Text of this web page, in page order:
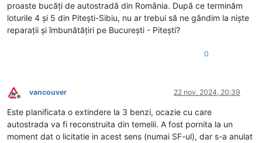
proaste bucăți de autostradă din România. După ce terminăm
loturile 4 și 5 din Pitești-Sibiu, nu ar trebui să ne gândim la niște
reparații și îmbunătățiri pe București - Pitești?
0
Deconectat
vancouver 22 nov. 2024, 20:39
Este planificata o extindere la 3 benzi, ocazie cu care
autostrada va fi reconstruita din temelii. A fost pornita la un
moment dat o licitatie in acest sens (numai SF-ul), dar s-a anulat